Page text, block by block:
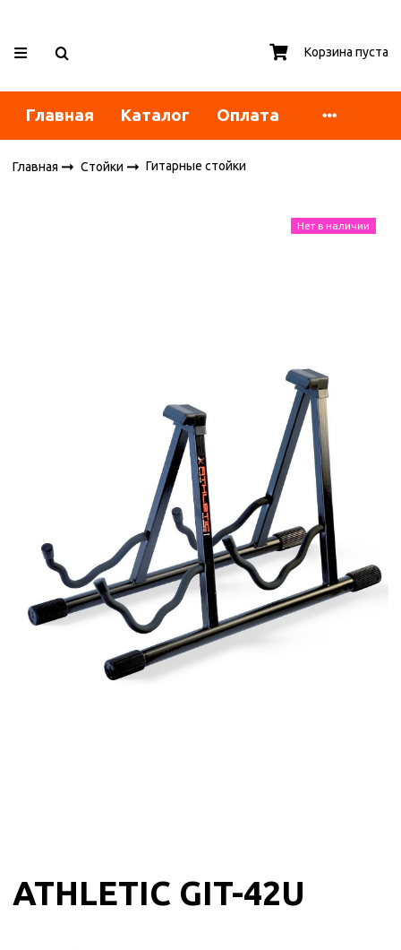
Корзина пуста
Главная Каталог Оплата
Главная Стойки Гитарные стойки
Нет в наличии
ATHLETIC GIT-42U